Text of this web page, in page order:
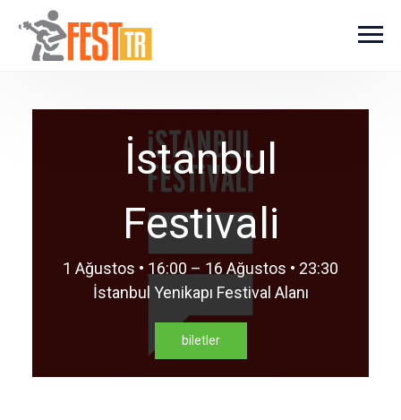
Ana içeriğe atla
İstanbul
Festivali
1 Ağustos • 16:00 – 16 Ağustos • 23:30
İstanbul Yenikapı Festival Alanı
biletler